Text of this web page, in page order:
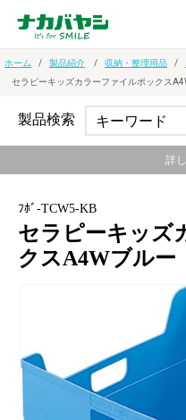
ホーム 製品紹介 収納・整理用品
セラピーキッズカラーファイルボックス
ﾌﾎﾞ-TCW5-KB
セラピーキッズ
クスA4Wブルー
製品検索
詳